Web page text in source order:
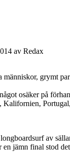
av Redax
människor, grymt
osäker på
av
jämn final stod